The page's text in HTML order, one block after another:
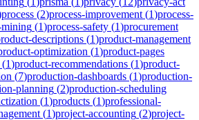
process (2)process-improvement (1)process-
mining (1)process-safety (1)procurement
descriptions (1)product-management
optimization (1)product-pages
(1)product-recommendations (1)product-
(7)production-dashboards (1)production-
planning (2)production-scheduling
(1)products (1)professional-
(1)project-accounting (2)project-